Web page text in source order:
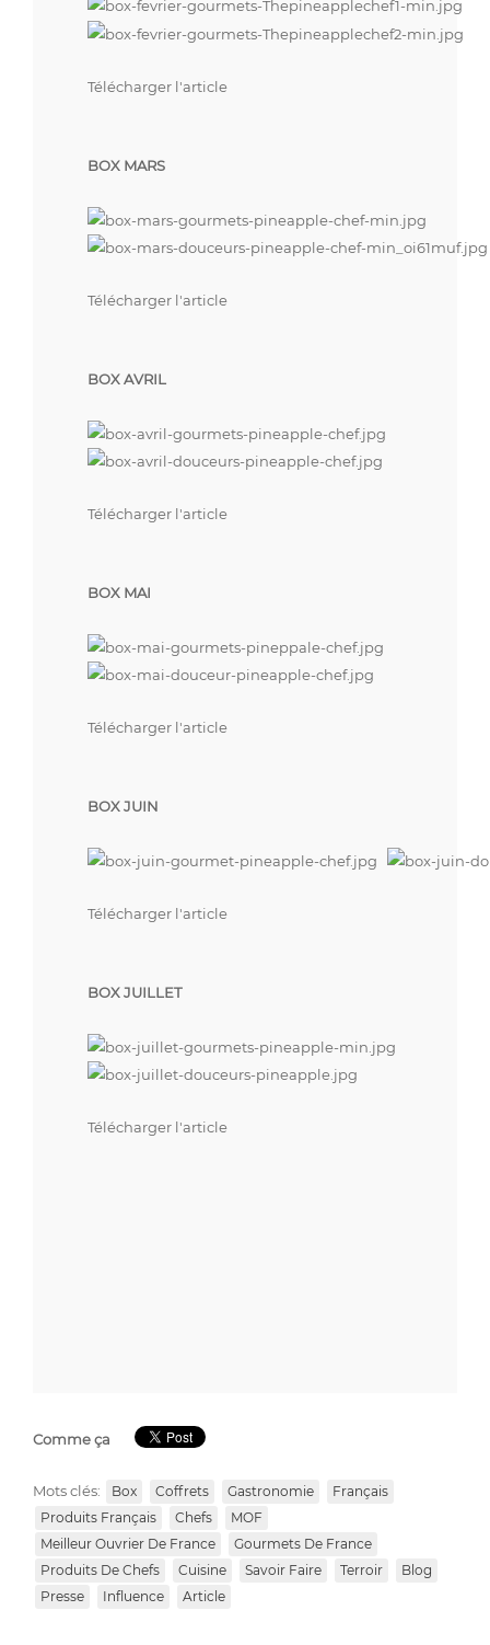
Télécharger l'article
BOX MARS
Télécharger l'article
BOX AVRIL
Télécharger l'article
BOX MAI
Télécharger l'article
BOX JUIN
Télécharger l'article
BOX JUILLET
Télécharger l'article
Comme ça
Mots clés: Box Coffrets Gastronomie
Français
Produits Français
Chefs
MOF
Meilleur Ouvrier De France
Gourmets De France
Produits De Chefs
Cuisine Savoir Faire Terroir
Blog
Presse
Influence Article